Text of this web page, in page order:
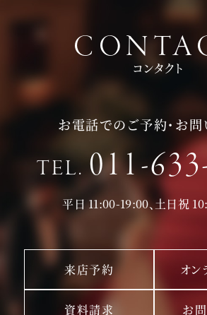
コンタクト
お電話でのご予約・お
TEL. 011-
平日 11:00-19:00、土日祝
来店予約 オン
資料請求 お